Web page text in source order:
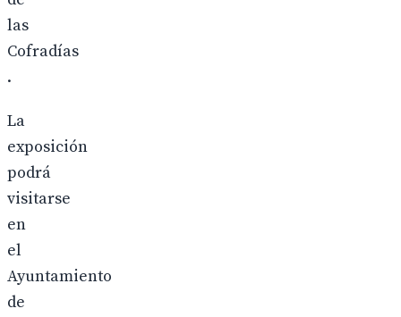
las
Cofradías
.
La
exposición
podrá
visitarse
en
el
Ayuntamiento
de